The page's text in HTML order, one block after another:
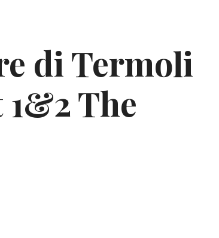
di Termoli
The